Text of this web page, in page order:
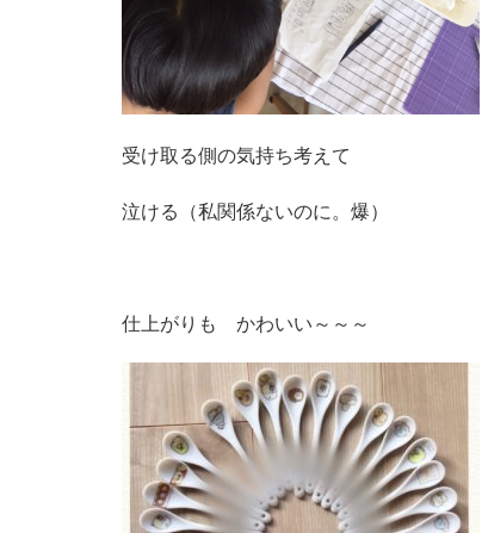
受け取る側の気持ち考えて
泣ける（私関係ないのに。爆）
仕上がりも かわいい～～～